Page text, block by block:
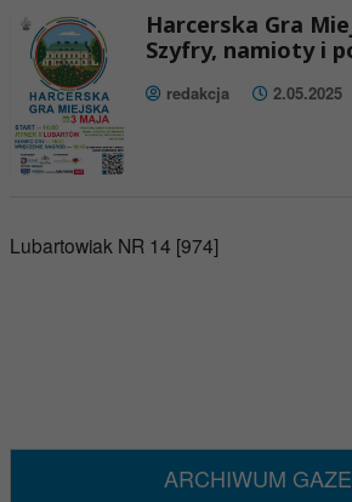
Harcerska Gra
Szyfry, namioty i
redakcja 2.05.2025
Lubartowiak NR 14 [974]
ARCHIWUM